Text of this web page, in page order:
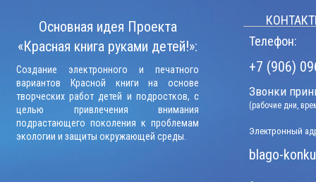
Основная идея Проекта
«Красная книга руками детей!»:
Создание электронного и печатного
вариантов Красной книги на основе
творческих работ детей и подростков, с
целью привлечения внимания
подрастающего поколения к проблемам
экологии и защиты окружающей среды.
Телефон:
+7 (906)
Звонки
(рабочие дни,
Электронный
blago-